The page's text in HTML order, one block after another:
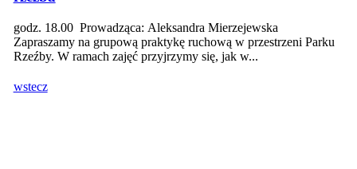
godz. 18.00 Prowadząca: Aleksandra Mierzejewska
Zapraszamy na grupową praktykę ruchową w przestrzeni Parku
Rzeźby. W ramach zajęć przyjrzymy się, jak w...
wstecz